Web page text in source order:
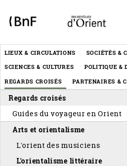
Menu
éditorial
LIEUX & CIRCULATIONS
SOCIÉTÉS &
SCIENCES & CULTURES
POLITIQUE &
REGARDS CROISÉS
PARTENAIRES &
Regards croisés
Guides du voyageur en Orient
Arts et orientalisme
L'orient des musiciens
L'orientalisme littéraire